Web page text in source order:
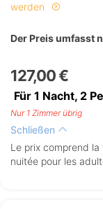
werden
Der Preis umfasst
127,00 €
Für 1 Nacht, 2
Nur 1 Zimmer übrig
Schließen
Le prix comprend
nuitée pour les